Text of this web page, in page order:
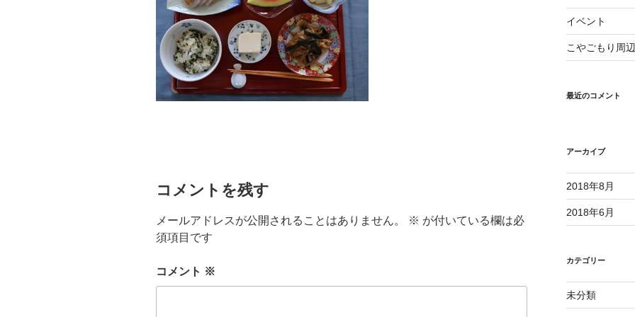
コメントを残す
メールアドレスが公開されることはありません。 ※ が付いている欄は必
須項目です
コメント ※
イベント
こやごもり周
最近のコメント
アーカイブ
2018年8月
2018年6月
カテゴリー
未分類